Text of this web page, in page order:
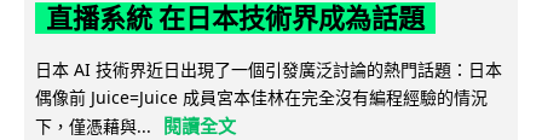
直播系統 在日本技術界成為話題
日本 AI 技術界近日出現了一個引發廣泛討論的熱門話題：日本
偶像前 Juice=Juice 成員宮本佳林在完全沒有編程經驗的情況
下，僅憑藉與...
閱讀全文